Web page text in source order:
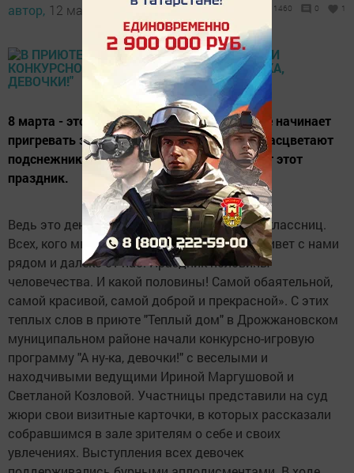
автор, 12 марта 2018 - 12:18 1460 0 1
8 марта - это праздник весны, когда солнце начинает
пригревать землю, на лесных проталинах расцветают
подснежники и прилетают грачи. Все любят этот
праздник.
Ведь это день мам, бабушек, сестер и одноклассниц.
Всех, кого мы знаем и не знаем. Всех, кто живет с нами
рядом и далеко от нас. Праздник половины
человечества. И какой половины! Самой обаятельной,
самой красивой, самой доброй и прекрасной». С этих
теплых слов в приюте "Теплый дом" в Дрожжановском
муниципальном районе начали конкурсно-игровую
программу "А ну-ка, девочки!" с веселыми и
находчивыми ведущими Ириной Маргушовой и
Светланой Козловой. Участницы представили на суд
жюри свои визитные карточки, в которых рассказали
собравшимся в зале зрителям о себе и своих
увлечениях. Выступления всех девочек